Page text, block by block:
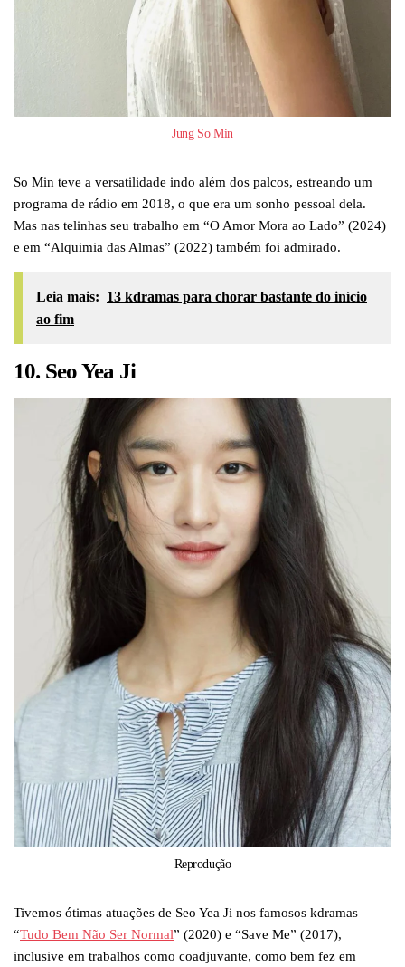
Jung So Min
So Min teve a versatilidade indo além dos palcos, estreando um
programa de rádio em 2018, o que era um sonho pessoal dela.
Mas nas telinhas seu trabalho em “O Amor Mora ao Lado” (2024)
e em “Alquimia das Almas” (2022) também foi admirado.
Leia mais: 13 kdramas para chorar bastante do início
ao fim
10. Seo Yea Ji
Reprodução
Tivemos ótimas atuações de Seo Yea Ji nos famosos kdramas
“Tudo Bem Não Ser Normal” (2020) e “Save Me” (2017),
inclusive em trabalhos como coadjuvante, como bem fez em